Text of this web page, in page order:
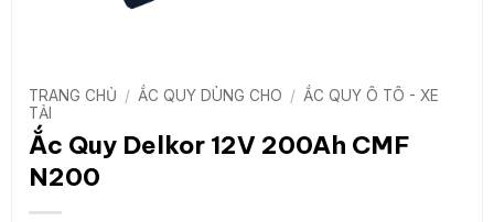
TRANG CHỦ / ẮC QUY DÙNG CHO / ẮC QUY Ô TÔ - XE
TẢI
Ắc Quy Delkor 12V 200Ah CMF
N200